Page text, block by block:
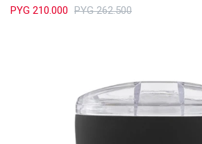
PYG 210.000 PYG 262.500